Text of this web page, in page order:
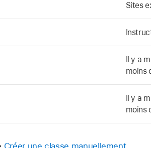
Sites
Il y a
moins
Il y a
moins
Créer une classe manuellement.